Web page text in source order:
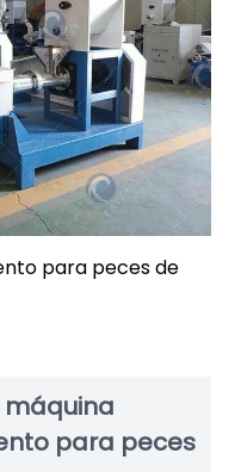
para peces de
para peces